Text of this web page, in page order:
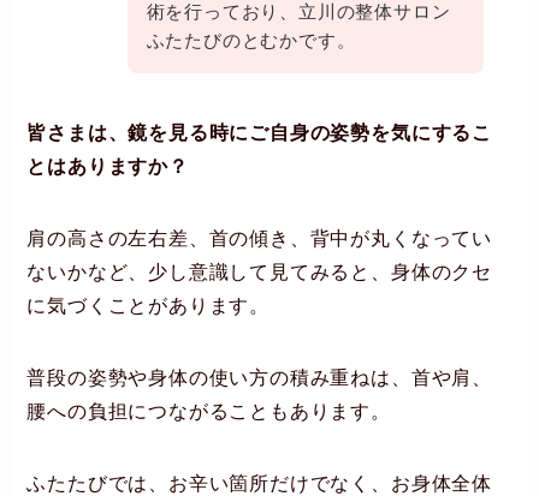
術を行っており、立川の整体サロン
ふたたびのとむかです。
皆さまは、鏡を見る時にご自身の姿勢を気にするこ
とはありますか？
肩の高さの左右差、首の傾き、背中が丸くなってい
ないかなど、少し意識して見てみると、身体のクセ
に気づくことがあります。
普段の姿勢や身体の使い方の積み重ねは、首や肩、
腰への負担につながることもあります。
ふたたびでは、お辛い箇所だけでなく、お身体全体